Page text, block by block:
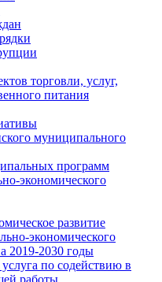
торговли, услуг,
питания
муниципального
программ
экономического
развитие
экономического
2019-2030 годы
услуга по содействию в